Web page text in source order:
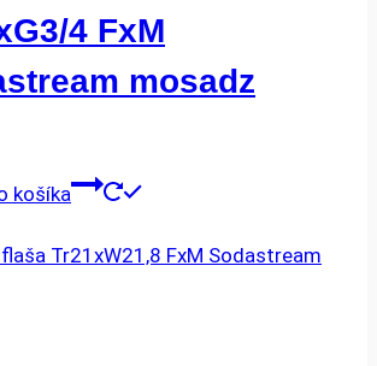
4 FxM
mosadz
košíka